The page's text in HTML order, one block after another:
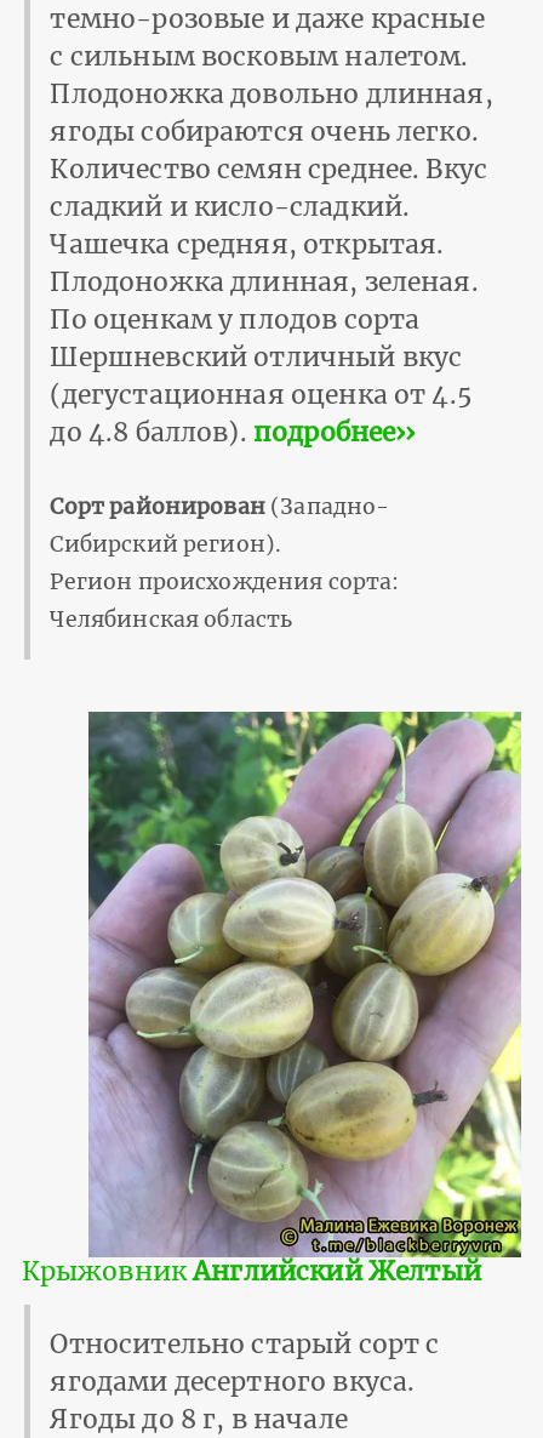
темно-розовые и даже красные
с сильным восковым налетом.
Плодоножка довольно длинная,
ягоды собираются очень легко.
Количество семян среднее. Вкус
сладкий и кисло-сладкий.
Чашечка средняя, открытая.
Плодоножка длинная, зеленая.
По оценкам у плодов сорта
Шершневский отличный вкус
(дегустационная оценка от 4.5
до 4.8 баллов). подробнее››
Сорт районирован(Западно-
Сибирский регион).
Регион происхождения сорта:
Челябинская область
КрыжовникАнглийский Желтый
Относительно старый сорт с
ягодами десертного вкуса.
Ягоды до 8 г, в начале